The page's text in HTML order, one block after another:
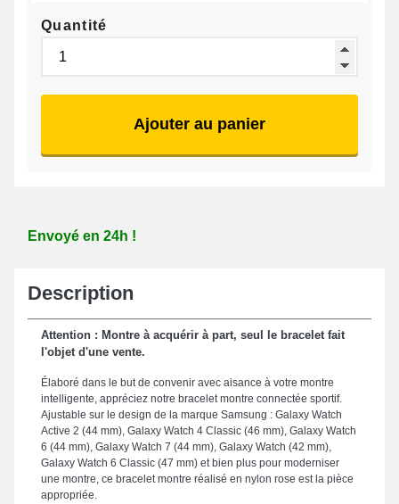
Quantité
Ajouter au panier
Envoyé en 24h !
Description
Attention : Montre à acquérir à part, seul le bracelet fait
l'objet d'une vente.
Élaboré dans le but de convenir avec aisance à votre montre
intelligente, appréciez notre bracelet montre connectée sportif.
Ajustable sur le design de la marque Samsung : Galaxy Watch
Active 2 (44 mm), Galaxy Watch 4 Classic (46 mm), Galaxy Watch
6 (44 mm), Galaxy Watch 7 (44 mm), Galaxy Watch (42 mm),
Galaxy Watch 6 Classic (47 mm) et bien plus pour moderniser
une montre, ce bracelet montre réalisé en nylon rose est la pièce
appropriée.